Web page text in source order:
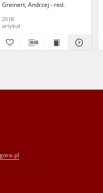
Środowiska, Tom 50 - spis
Greinert, Andrzej - red.
2018
artykuł